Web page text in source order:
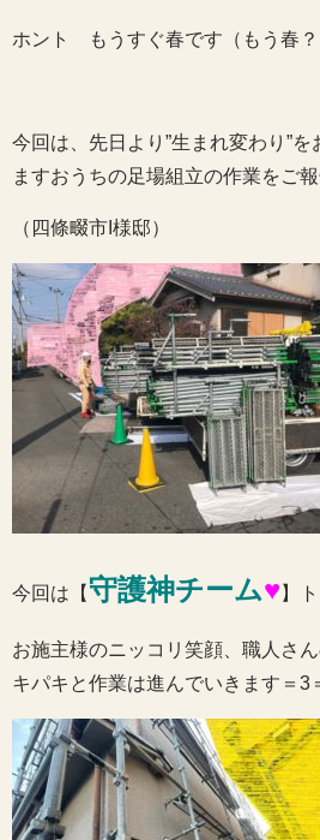
ホント もうすぐ春です（もう春？
今回は、先日より”生まれ変わり”
ますおうちの足場組立の作業をご
（四條畷市I様邸）
今回は【 守護神チーム♥ 】
お施主様のニッコリ笑顔、職人さ
キパキと作業は進んでいきます＝3